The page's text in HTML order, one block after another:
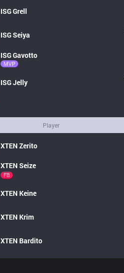
ISGGrell
ISGSeiya
ISGGavotto
MVP
ISGJelly
Player
XTEN Zerito
XTEN Seize
FB
XTEN Keine
XTEN Krim
XTEN Bardito